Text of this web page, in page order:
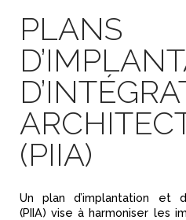
PLANS
(PIIA)
Un plan d’implantation et
(PIIA) vise à harmoniser les